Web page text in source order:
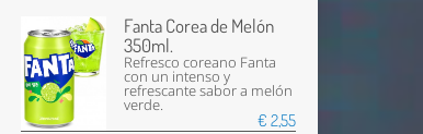
Fanta Corea de Melón
350ml.
Refresco coreano Fanta
con un intenso y
refrescante sabor a melón
verde.
€ 2,55